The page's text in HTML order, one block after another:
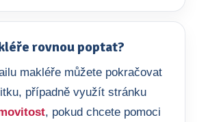
rovnou poptat?
makléře můžete pokračovat
případně využít stránku
, pokud chcete pomoci